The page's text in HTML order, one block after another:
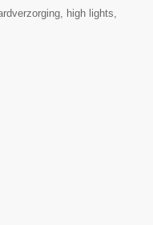
high lights,